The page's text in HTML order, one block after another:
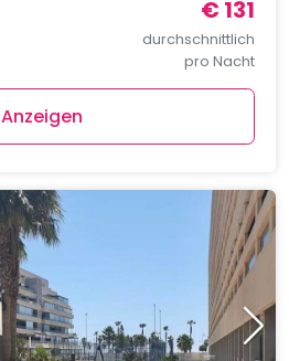
€ 131
durchschnittlich
pro Nacht
Anzeigen